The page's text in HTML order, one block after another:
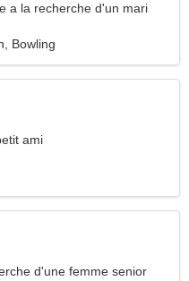
a la recherche d'un mari
Bowling
ami
d'une femme senior